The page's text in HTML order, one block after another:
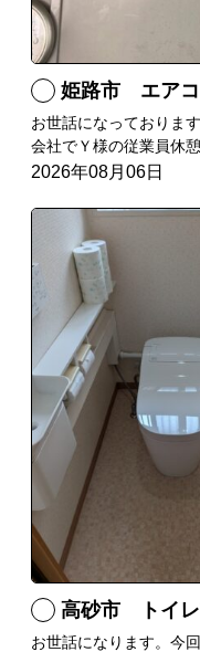
姫路市 エアコ
お世話になっておりま
会社でＹ様の従業員休
2026年08月06日
高砂市 トイ
お世話になります。今